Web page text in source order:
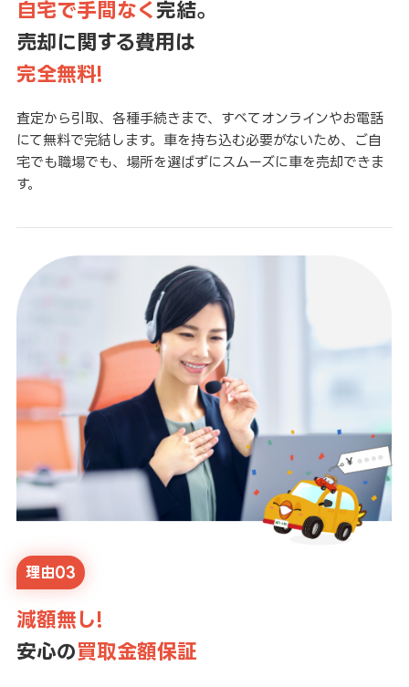
自宅で手間なく 完結。
売却に関する費用は
完全無料!
査定から引取、各種手続きまで、すべてオンラインやお電話
にて無料で完結します。車を持ち込む必要がないため、ご自
宅でも職場でも、場所を選ばずにスムーズに車を売却できま
す。
理由03
減額無し!
安心の買取金額保証